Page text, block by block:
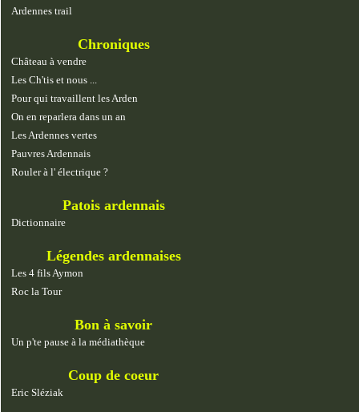
Ardennes trail
Chroniques
Château à vendre
Les Ch'tis et nous ...
Pour qui travaillent les Arden
On en reparlera dans un an
Les Ardennes vertes
Pauvres Ardennais
Rouler à l' électrique ?
Patois ardennais
Dictionnaire
Légendes ardennaises
Les 4 fils Aymon
Roc la Tour
Bon à savoir
Un p'te pause à la médiathèque
Coup de coeur
Eric Sléziak